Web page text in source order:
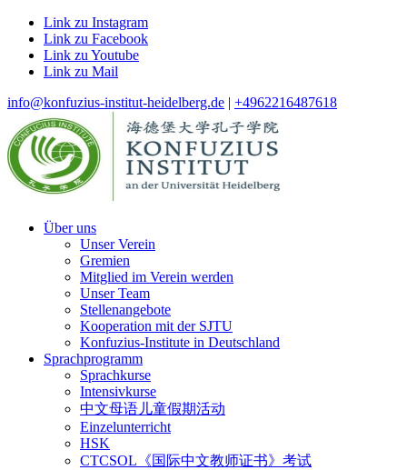
Link zu Instagram
Link zu Facebook
Link zu Youtube
Link zu Mail
info@konfuzius-institut-heidelberg.de | +4962216487618
Über uns
Unser Verein
Gremien
Mitglied im Verein werden
Unser Team
Stellenangebote
Kooperation mit der SJTU
Konfuzius-Institute in Deutschland
Sprachprogramm
Sprachkurse
Intensivkurse
中文母语儿童假期活动
Einzelunterricht
HSK
CTCSOL《国际中文教师证书》考试